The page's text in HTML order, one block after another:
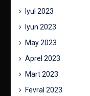
Iyul 2023
Iyun 2023
May 2023
Aprel 2023
Mart 2023
Fevral 2023